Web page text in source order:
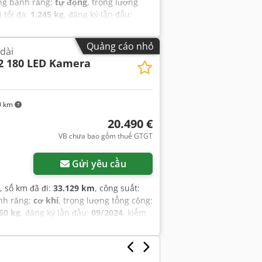
tối đa: 1.245 kg, đăng ký lần đầu:
hàng:
mục khí thải:Euro 6, màu sắc:
2024
ABS, bảo hành xe đã
cảm biến đỗ xe, cửa trượt, hệ
kiểm soát hành trình, lốp xe mọi
bổ sung, đèn sương mù, đăng
Quảng cáo nhỏ
km
180 LED Kamera
20.490 €
VB chưa bao gồm thuế GTGT
Gửi yêu cầu
, số km đã đi: 33.129 km, công suất:
răng: cơ khí, trọng lượng tổng cộng:
kg, đăng ký lần đầu: 09/2024, kiểm
liệu:90 l, hạng mục khí thải:Euro 6,
, trọng tải moóc không